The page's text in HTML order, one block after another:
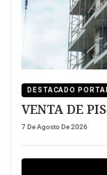
DESTACADO
VENTA DE
7 De Agosto De 2026